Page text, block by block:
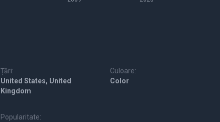
Țări:
United States, United
Kingdom
Culoare:
Color
Popularitate: